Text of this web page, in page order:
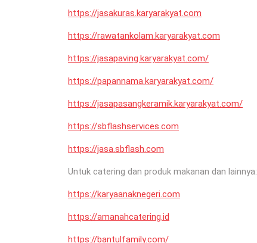
https://jasakuras.karyarakyat.com
https://rawatankolam.karyarakyat.com
https://jasapaving.karyarakyat.com/
https://papannama.karyarakyat.com/
https://jasapasangkeramik.karyarakyat.com/
https://sbflashservices.com
https://jasa.sbflash.com
Untuk catering dan produk makanan dan lainnya:
https://karyaanaknegeri.com
https://amanahcatering.id
https://bantulfamily.com/